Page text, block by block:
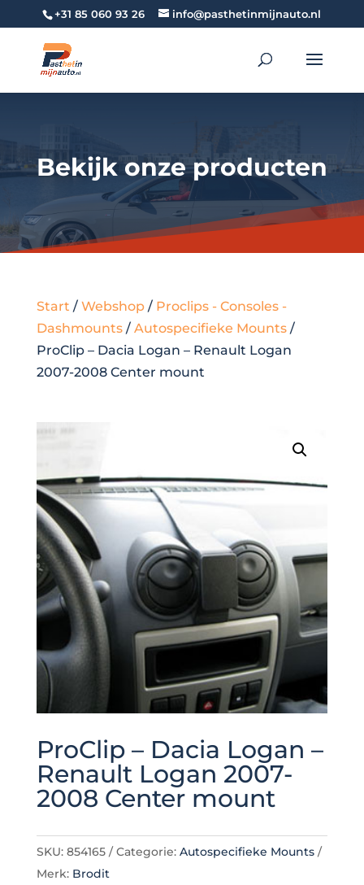
+31 85 060 93 26 info@pasthetinmijnauto.nl
Bekijk onze producten
Start / Webshop/ Proclips - Consoles -
Dashmounts/ Autospecifieke Mounts/
ProClip – Dacia Logan – Renault Logan
2007-2008 Center mount
ProClip – Dacia Logan –
Renault Logan 2007-
2008 Center mount
SKU: 854165 Categorie: Autospecifieke Mounts
Merk: Brodit